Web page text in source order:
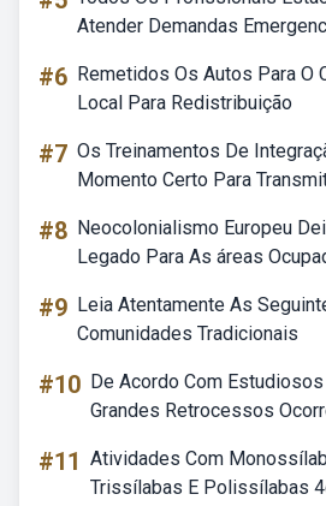
Atender Demandas
#6 Remetidos Os Autos Para O
Local Para Redistribuição
#7 Os Treinamentos De
Momento Certo Para
#8 Neocolonialismo Europeu
Legado Para As áreas
#9 Leia Atentamente As
Comunidades Tradicionais
#10 De Acordo Com
Grandes Retrocessos
#11 Atividades Com
Trissílabas E Polissílabas